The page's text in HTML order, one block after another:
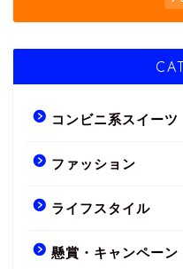
コンビニ系スイーツ
ファッション
ライフスタイル
懸賞・キャンペーン